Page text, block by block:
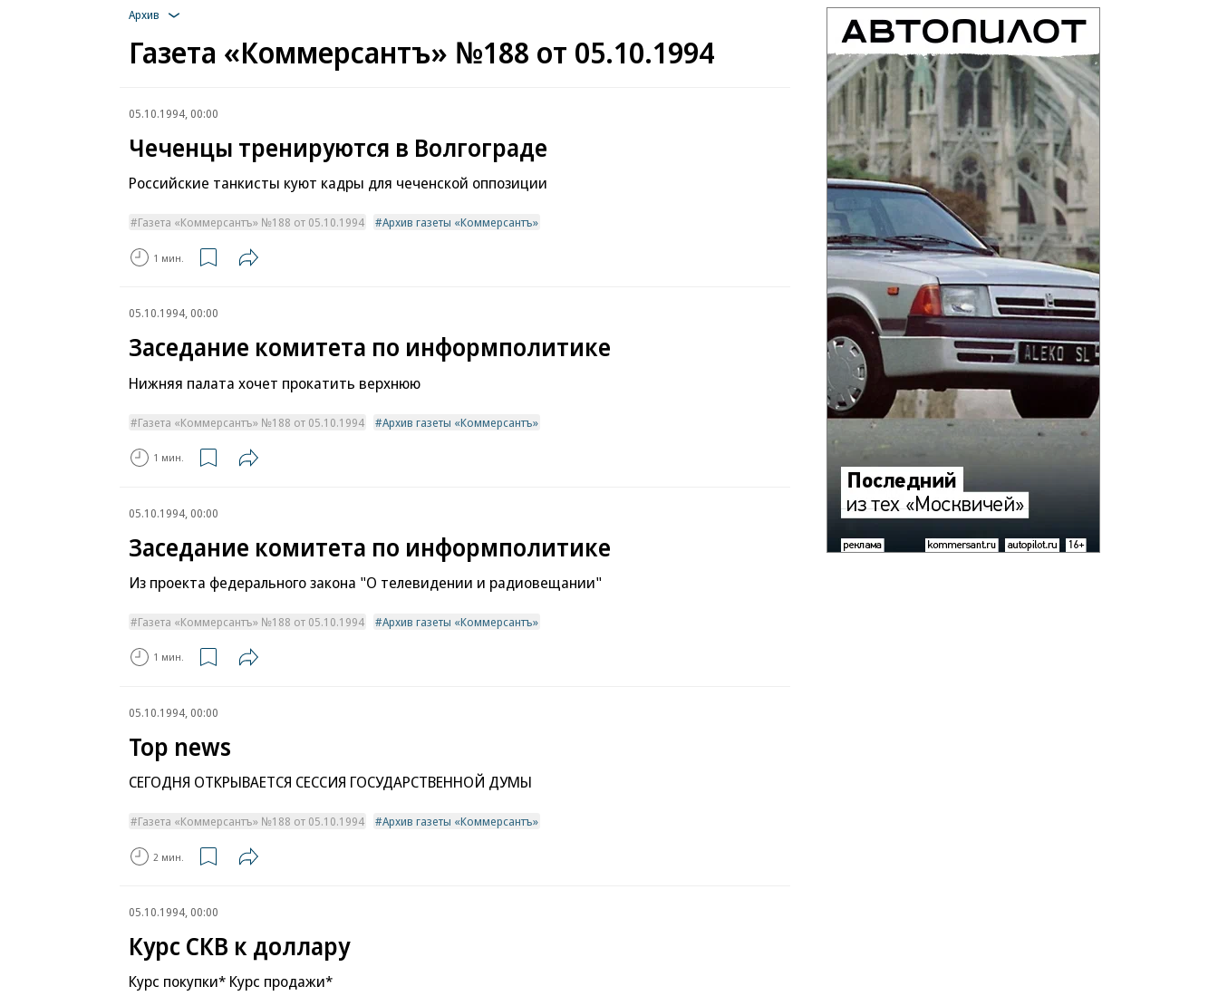
Архив
Газета «Коммерсантъ» №188 от 05.10.1994
05.10.1994, 00:00
Чеченцы тренируются в Волгограде
Российские танкисты куют кадры для чеченской оппозиции
Газета «Коммерсантъ» №188 от 05.10.1994 Архив газеты «Коммерсантъ»
1 мин.
05.10.1994, 00:00
Заседание комитета по информполитике
Нижняя палата хочет прокатить верхнюю
Газета «Коммерсантъ» №188 от 05.10.1994 Архив газеты «Коммерсантъ»
1 мин.
05.10.1994, 00:00
Заседание комитета по информполитике
Из проекта федерального закона "О телевидении и радиовещании"
Газета «Коммерсантъ» №188 от 05.10.1994 Архив газеты «Коммерсантъ»
1 мин.
05.10.1994, 00:00
Top news
СЕГОДНЯ ОТКРЫВАЕТСЯ СЕССИЯ ГОСУДАРСТВЕННОЙ ДУМЫ
Газета «Коммерсантъ» №188 от 05.10.1994 Архив газеты «Коммерсантъ»
2 мин.
05.10.1994, 00:00
Курс СКВ к доллару
Курс покупки* Курс продажи*